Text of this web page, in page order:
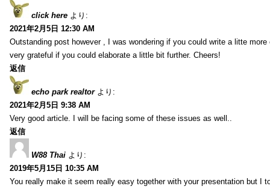
click here より:
2021年2月5日 12:30 AM
Outstanding post however , I was wondering if you could write a litte
very grateful if you could elaborate a little bit further. Cheers!
返信
echo park realtor より:
2021年2月5日 9:38 AM
Very good article. I will be facing some of these issues as well..
返信
W88 Thai より:
2019年5月15日 10:35 AM
You really make it seem really easy together with your presentation but I